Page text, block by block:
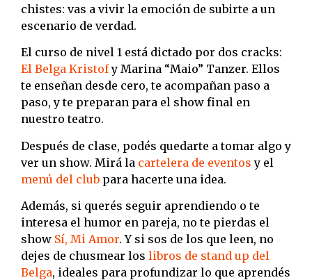
chistes: vas a vivir la emoción de subirte a un
escenario de verdad.
El curso de nivel 1 está dictado por dos cracks:
El Belga Kristofy Marina “Maio” Tanzer. Ellos
te enseñan desde cero, te acompañan paso a
paso, y te preparan para el show final en
nuestro teatro.
Después de clase, podés quedarte a tomar algo y
ver un show. Mirá la cartelera de eventos y el
menú del club para hacerte una idea.
Además, si querés seguir aprendiendo o te
interesa el humor en pareja, no te pierdas el
show Sí, Mi Amor. Y si sos de los que leen, no
dejes de chusmear los libros de stand up del
Belga, ideales para profundizar lo que aprendés